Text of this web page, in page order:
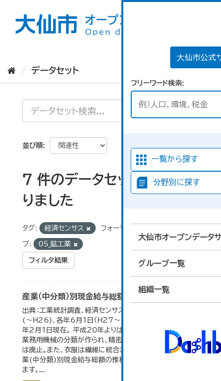
大仙市公式
フリーワード検索
一覧から探す
分野別に探す
大仙市オープンデータ
グループ一覧
組織一覧
データセット
並び順
7 件のデータセットが見つか
りました
タグ: 経済センサス フォーマット:
プ: 05_鉱工業
フィルタ結果
産業（中分類）別現金給与総額の推移
出典：工業統計調査、経済センサス。 各年12月31日現在
(～H26)、各年6月1日（H27～）・平成23年のみ平成24
年2月1日現在。 平成20年よりはん用機械、生産用機械、
業務用機械の分類が作られ、精密機械、一般用機械の分類
は廃止。また、衣服は繊維に統合された。 大仙市の統計「産
業(中分類)別現金給与総額の推移」のデータを参照してい
ます。...